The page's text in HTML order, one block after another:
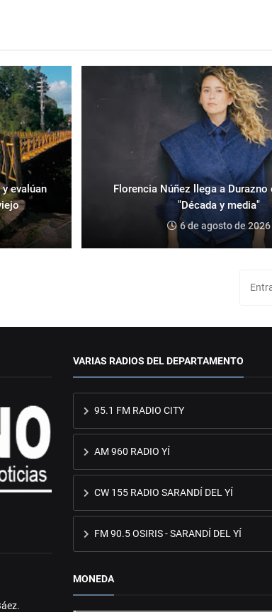
evalúan
Florencia Núñez llega a Durazno
"Década y media"
6 de agosto de 2026
VARIAS RADIOS DEL DEPARTAMENTO
95.1 FM RADIO CITY
AM 960 RADIO YÍ
CW 155 RADIO SARANDÍ DEL YÍ
FM 90.5 OSIRIS - SARANDÍ DEL YÍ
MONEDA